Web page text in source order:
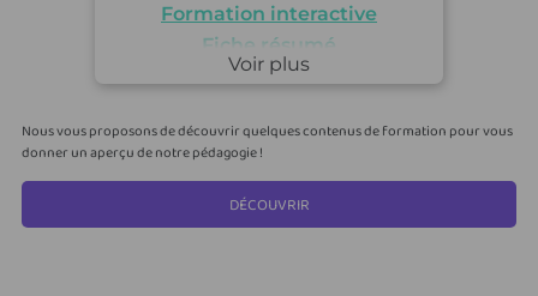
Formation interactive
Fiche résumé
Exercice ludique
Voir plus
Nous vous proposons de découvrir quelquescontenus de formation pour vous
donner un aperçu de notre pédagogie !
DÉCOUVRIR